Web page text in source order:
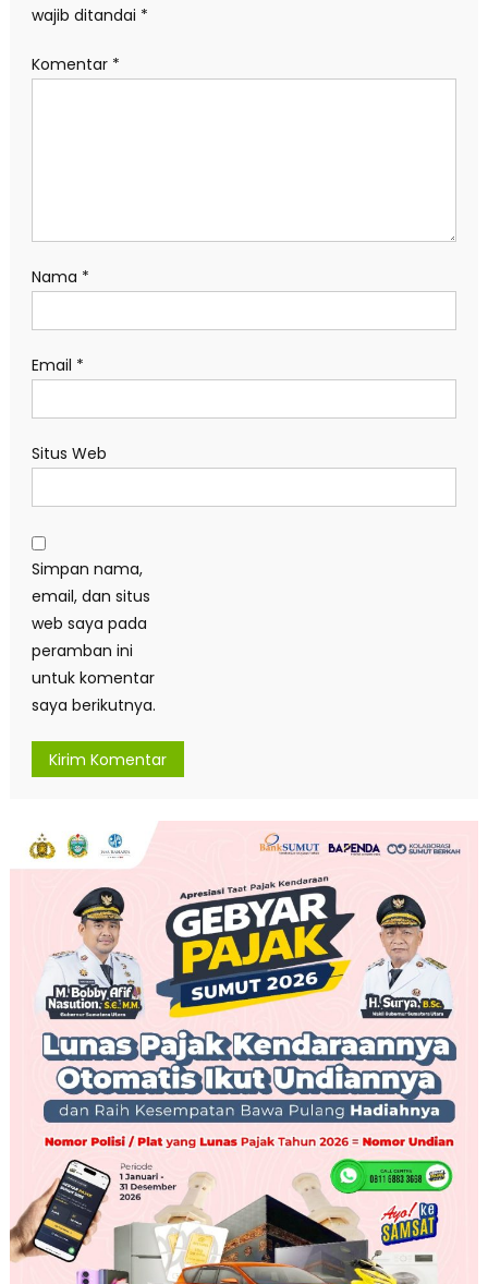
wajib ditandai *
Komentar *
Nama *
Email *
Situs Web
Simpan nama,
email, dan situs
web saya pada
peramban ini
untuk komentar
saya berikutnya.